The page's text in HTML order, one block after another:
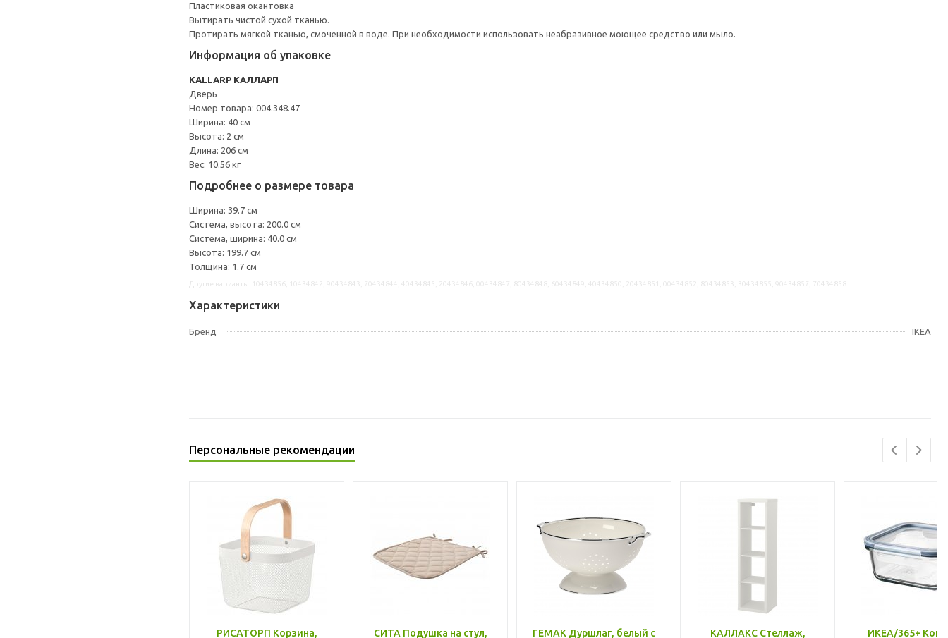
Пластиковая окантовка
Вытирать чистой сухой тканью.
Протирать мягкой тканью, смоченной в воде. При необходимости использовать неабразивное моющее средство или мыло.
Информация об упаковке
KALLARP КАЛЛАРП
Дверь
Номер товара: 004.348.47
Ширина: 40 см
Высота: 2 см
Длина: 206 см
Вес: 10.56 кг
Подробнее о размере товара
Ширина: 39.7 см
Система, высота: 200.0 см
Система, ширина: 40.0 см
Высота: 199.7 см
Толщина: 1.7 см
Характеристики
Бренд IKEA
Персональные рекомендации
РИСАТОРП Корзина,
СИТА Подушка на стул,
ГЕМАК Дуршлаг, белый с
КАЛЛАКС Стеллаж,
ИКЕА/365+